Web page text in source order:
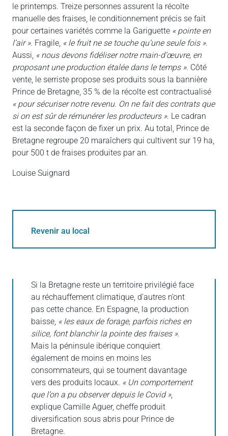
le printemps. Treize personnes assurent la récolte
manuelle des fraises, le conditionnement précis se fait
pour certaines variétés comme la Gariguette « pointe en
l’air ». Fragile, « le fruit ne se touche qu’une seule fois ».
Aussi, « nous devons fidéliser notre main-d’œuvre, en
proposant une production étalée dans le temps ». Côté
vente, le serriste propose ses produits sous la bannière
Prince de Bretagne, 35 % de la récolte est contractualisé
« pour sécuriser notre revenu. On ne fait des contrats que
si on est sûr de rémunérer les producteurs ». Le cadran
est la seconde façon de fixer un prix. Au total, Prince de
Bretagne regroupe 20 maraîchers qui cultivent sur 19 ha,
pour 500 t de fraises produites par an.
Louise Suignard
Revenir au local
Si la Bretagne reste un territoire privilégié face
au réchauffement climatique, d’autres n’ont
pas cette chance. En Espagne, la production
baisse, « les eaux de forage, parfois riches en
silice, font blanchir la pointe des fraises ».
Mais la péninsule ibérique conquiert
également de moins en moins les
consommateurs, qui se tournent davantage
vers des produits locaux. « Un comportement
que l’on a pu observer depuis le Covid »,
explique Camille Aguer, cheffe produit
diversification sous abris pour Prince de
Bretagne.